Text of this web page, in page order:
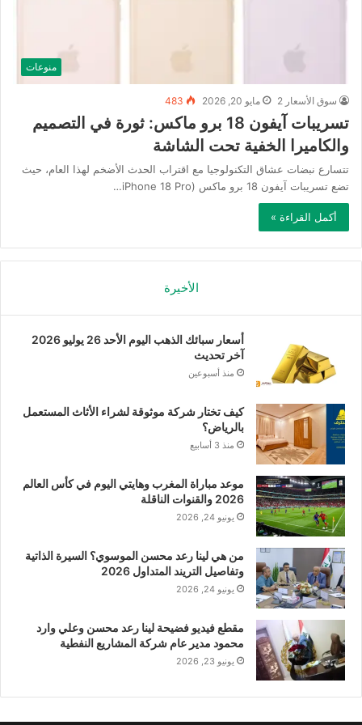
منوعات
سوق الأسعار 2 مايو 20, 2026 483
تسريبات آيفون 18 برو ماكس: ثورة في التصميم
والكاميرا الخفية تحت الشاشة
تتسارع نبضات عشاق التكنولوجيا مع اقتراب الحدث الأضخم لهذا العام، حيث
تضع تسريبات آيفون 18 برو ماكس (iPhone 18 Pro…
أكمل القراءة »
الأخيرة
أسعار سبائك الذهب اليوم الأحد 26 يوليو 2026
آخر تحديث
منذ أسبوعين
كيف تختار شركة موثوقة لشراء الأثاث المستعمل
بالرياض؟
منذ 3 أسابيع
موعد مباراة المغرب وهايتي اليوم في كأس العالم
2026 والقنوات الناقلة
يونيو 24, 2026
من هي لينا رعد محسن الموسوي؟ السيرة الذاتية
وتفاصيل التريند المتداول 2026
يونيو 24, 2026
مقطع فيديو فضيحة لينا رعد محسن وعلي وارد
محمود مدير عام شركة المشاريع النفطية
يونيو 23, 2026